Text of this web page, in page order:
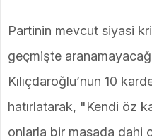
Partinin mevcut siyasi
geçmişte
Kılıçdaroğlu’nun 10
hatırlatarak, "Kendi öz
onlarla bir masada dahi